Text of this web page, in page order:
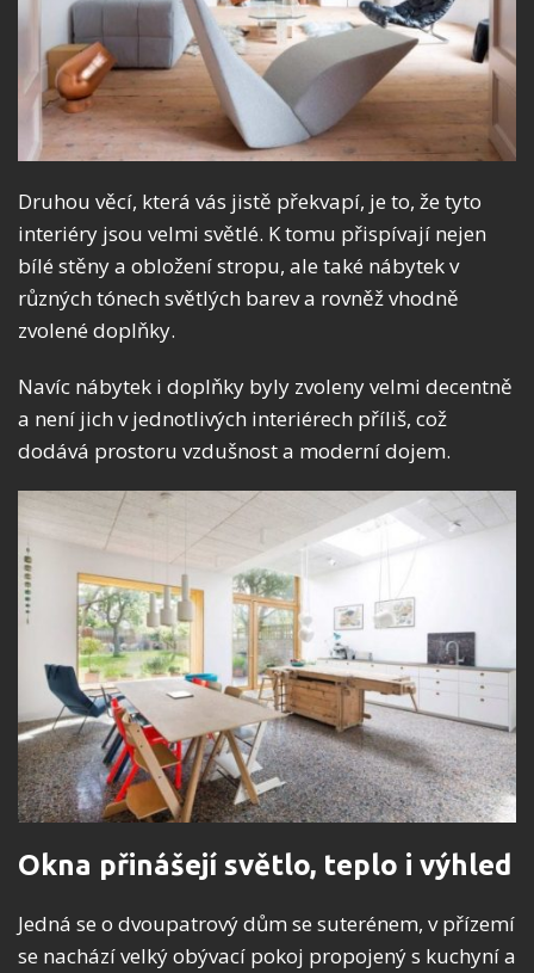
Druhou věcí, která vás jistě překvapí, je to, že tyto
interiéry jsou velmi světlé. K tomu přispívají nejen
bílé stěny a obložení stropu, ale také nábytek v
různých tónech světlých barev a rovněž vhodně
zvolené doplňky.
Navíc nábytek i doplňky byly zvoleny velmi decentně
a není jich v jednotlivých interiérech příliš, což
dodává prostoru vzdušnost a moderní dojem.
Okna přinášejí světlo, teplo i výhled
Jedná se o dvoupatrový dům se suterénem, v přízemí
se nachází velký obývací pokoj propojený s kuchyní a